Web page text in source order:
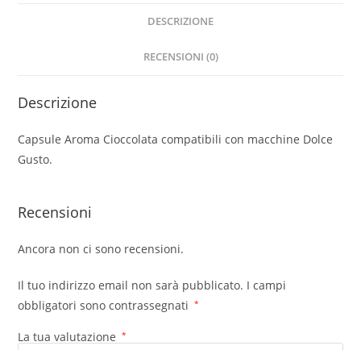
DESCRIZIONE
RECENSIONI (0)
Descrizione
Capsule Aroma Cioccolata compatibili con macchine Dolce
Gusto.
Recensioni
Ancora non ci sono recensioni.
Il tuo indirizzo email non sarà pubblicato. I campi
obbligatori sono contrassegnati
*
La tua valutazione *